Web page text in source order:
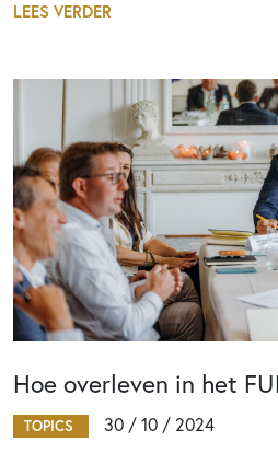
LEES VERDER
Hoe overleven in het
TOPICS 30 / 10 / 2024